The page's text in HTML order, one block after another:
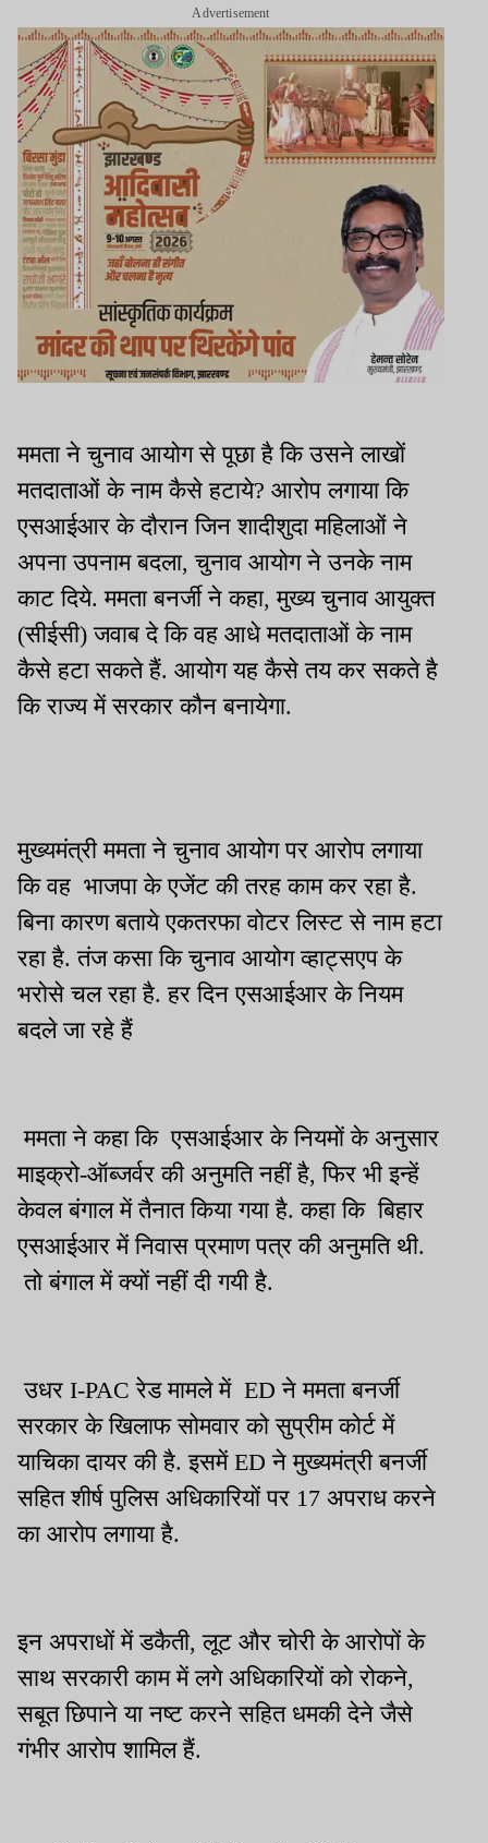
Advertisement
ममता ने चुनाव आयोग से पूछा है कि उसने लाखों
मतदाताओं के नाम कैसे हटाये? आरोप लगाया कि
एसआईआर के दौरान जिन शादीशुदा महिलाओं ने
अपना उपनाम बदला, चुनाव आयोग ने उनके नाम
काट दिये. ममता बनर्जी ने कहा, मुख्य चुनाव आयुक्त
(सीईसी) जवाब दे कि वह आधे मतदाताओं के नाम
कैसे हटा सकते हैं. आयोग यह कैसे तय कर सकते है
कि राज्य में सरकार कौन बनायेगा.
मुख्यमंत्री ममता ने चुनाव आयोग पर आरोप लगाया
कि वह भाजपा के एजेंट की तरह काम कर रहा है.
बिना कारण बताये एकतरफा वोटर लिस्ट से नाम हटा
रहा है. तंज कसा कि चुनाव आयोग व्हाट्सएप के
भरोसे चल रहा है. हर दिन एसआईआर के नियम
बदले जा रहे हैं
ममता ने कहा कि एसआईआर के नियमों के अनुसार
माइक्रो-ऑब्जर्वर की अनुमति नहीं है, फिर भी इन्हें
केवल बंगाल में तैनात किया गया है. कहा कि बिहार
एसआईआर में निवास प्रमाण पत्र की अनुमति थी.
तो बंगाल में क्यों नहीं दी गयी है.
उधर I-PAC रेड मामले में ED ने ममता बनर्जी
सरकार के खिलाफ सोमवार को सुप्रीम कोर्ट में
याचिका दायर की है. इसमें ED ने मुख्यमंत्री बनर्जी
सहित शीर्ष पुलिस अधिकारियों पर 17 अपराध करने
का आरोप लगाया है.
इन अपराधों में डकैती, लूट और चोरी के आरोपों के
साथ सरकारी काम में लगे अधिकारियों को रोकने,
सबूत छिपाने या नष्ट करने सहित धमकी देने जैसे
गंभीर आरोप शामिल हैं.